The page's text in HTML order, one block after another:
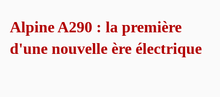
Alpine A290 : la première
d'une nouvelle ère électrique